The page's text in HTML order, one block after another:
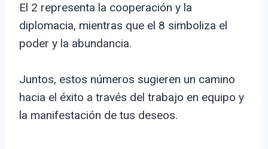
El 2 representa la cooperación y la
diplomacia, mientras que el 8 simboliza el
poder y la abundancia.
Juntos, estos números sugieren un camino
hacia el éxito a través del trabajo en equipo y
la manifestación de tus deseos.